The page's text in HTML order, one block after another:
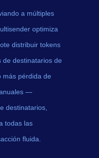
a múltiples
optimiza
distribuir tokens
de destinatarios de
más pérdida de
—
destinatarios,
todas las
fluida.